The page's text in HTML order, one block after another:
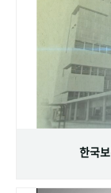
한국